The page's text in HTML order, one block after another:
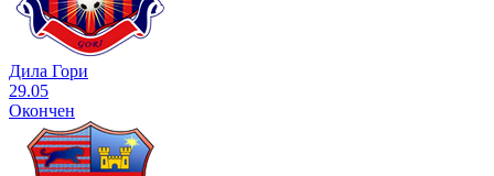
Дила Гори
29.05
Окончен